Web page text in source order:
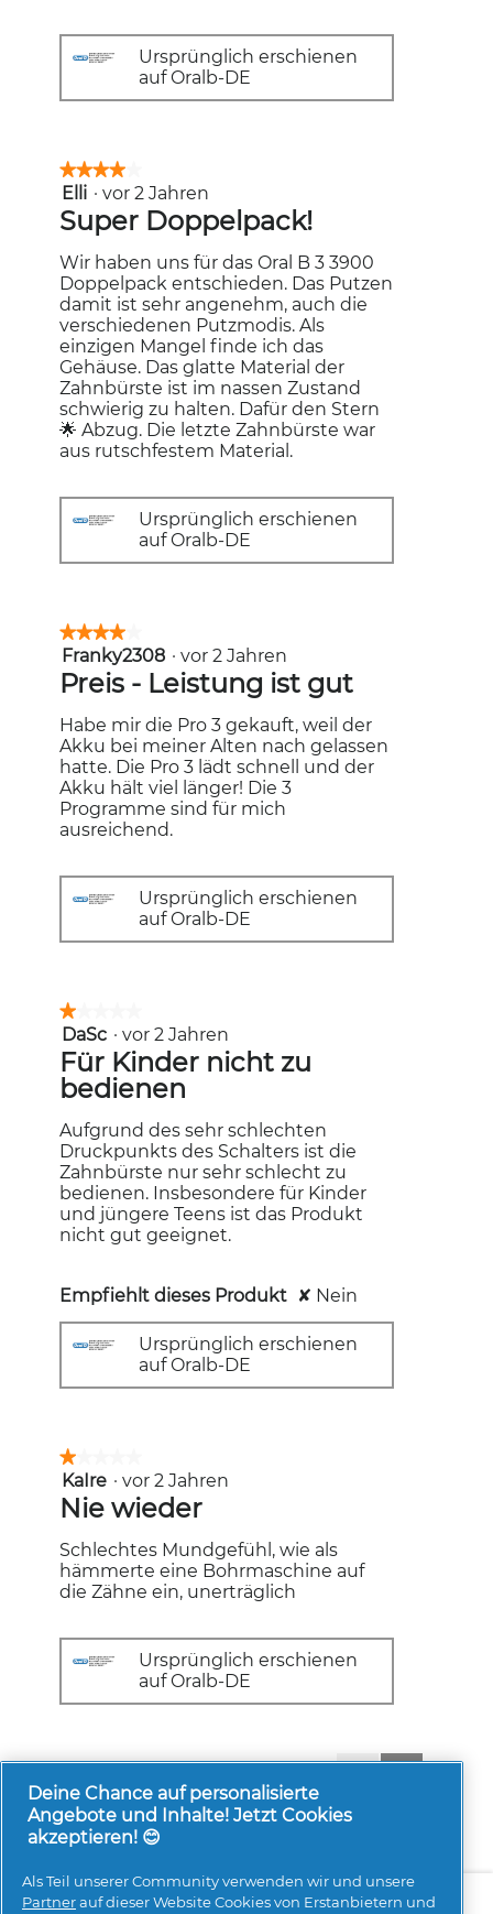
Ursprünglich erschienen
auf Oralb-DE
★★★★★
★★★★★
4
von
5
Sternen.
Elli · vor 2 Jahren
Super Doppelpack!
Wir haben uns für das Oral B 3 3900
Doppelpack entschieden. Das Putzen
damit ist sehr angenehm, auch die
verschiedenen Putzmodis. Als
einzigen Mangel finde ich das
Gehäuse. Das glatte Material der
Zahnbürste ist im nassen Zustand
schwierig zu halten. Dafür den Stern
🌟 Abzug. Die letzte Zahnbürste war
aus rutschfestem Material.
Ursprünglich erschienen
auf Oralb-DE
★★★★★
★★★★★
4
von
5
Sternen.
Franky2308 · vor 2 Jahren
Preis - Leistung ist gut
Habe mir die Pro 3 gekauft, weil der
Akku bei meiner Alten nach gelassen
hatte. Die Pro 3 lädt schnell und der
Akku hält viel länger! Die 3
Programme sind für mich
ausreichend.
Ursprünglich erschienen
auf Oralb-DE
★★★★★
★★★★★
1
von
5
Sternen.
DaSc · vor 2 Jahren
Für Kinder nicht zu
bedienen
Aufgrund des sehr schlechten
Druckpunkts des Schalters ist die
Zahnbürste nur sehr schlecht zu
bedienen. Insbesondere für Kinder
und jüngere Teens ist das Produkt
nicht gut geeignet.
Empfiehlt dieses Produkt ✘ Nein
Ursprünglich erschienen
auf Oralb-DE
★★★★★
★★★★★
1
von
5
Sternen.
KaIre · vor 2 Jahren
Nie wieder
Schlechtes Mundgefühl, wie als
hämmerte eine Bohrmaschine auf
die Zähne ein, unerträglich
Ursprünglich erschienen
auf Oralb-DE
Über uns Kontakt pg.com besuchen
Deine Chance auf personalisierte
Angebote und Inhalte! Jetzt Cookies
akzeptieren! 😊
Als Teil unserer Community verwenden wir und unsere
Partnerauf dieser Website Cookies von Erstanbietern und